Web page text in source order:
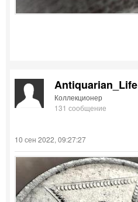
Antiquarian_Life
Коллекционер
131 сообщение
10 сен 2022, 09:27:27